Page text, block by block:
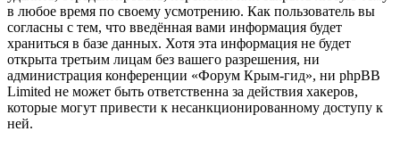
в любое время по своему усмотрению. Как пользователь вы
согласны с тем, что введённая вами информация будет
храниться в базе данных. Хотя эта информация не будет
открыта третьим лицам без вашего разрешения, ни
администрация конференции «Форум Крым-гид», ни phpBB
Limited не может быть ответственна за действия хакеров,
которые могут привести к несанкционированному доступу к
ней.